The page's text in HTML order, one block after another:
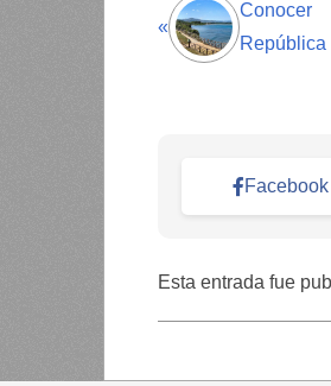
«
Facebook
Esta entrada fue